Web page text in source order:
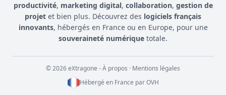
productivité, marketing digital, collaboration, gestion de
projet et bien plus. Découvrez des logiciels français
innovants, hébergés en France ou en Europe, pour une
souveraineté numérique totale.
© 2026 eXtragone -À propos · Mentions légales
Hébergé en France parOVH